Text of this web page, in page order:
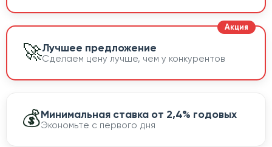
🚀Лучшее предложение
Сделаем цену лучше, чем у конкурентов
💰Минимальная ставка от 2,4% годовых
Экономьте с первого дня